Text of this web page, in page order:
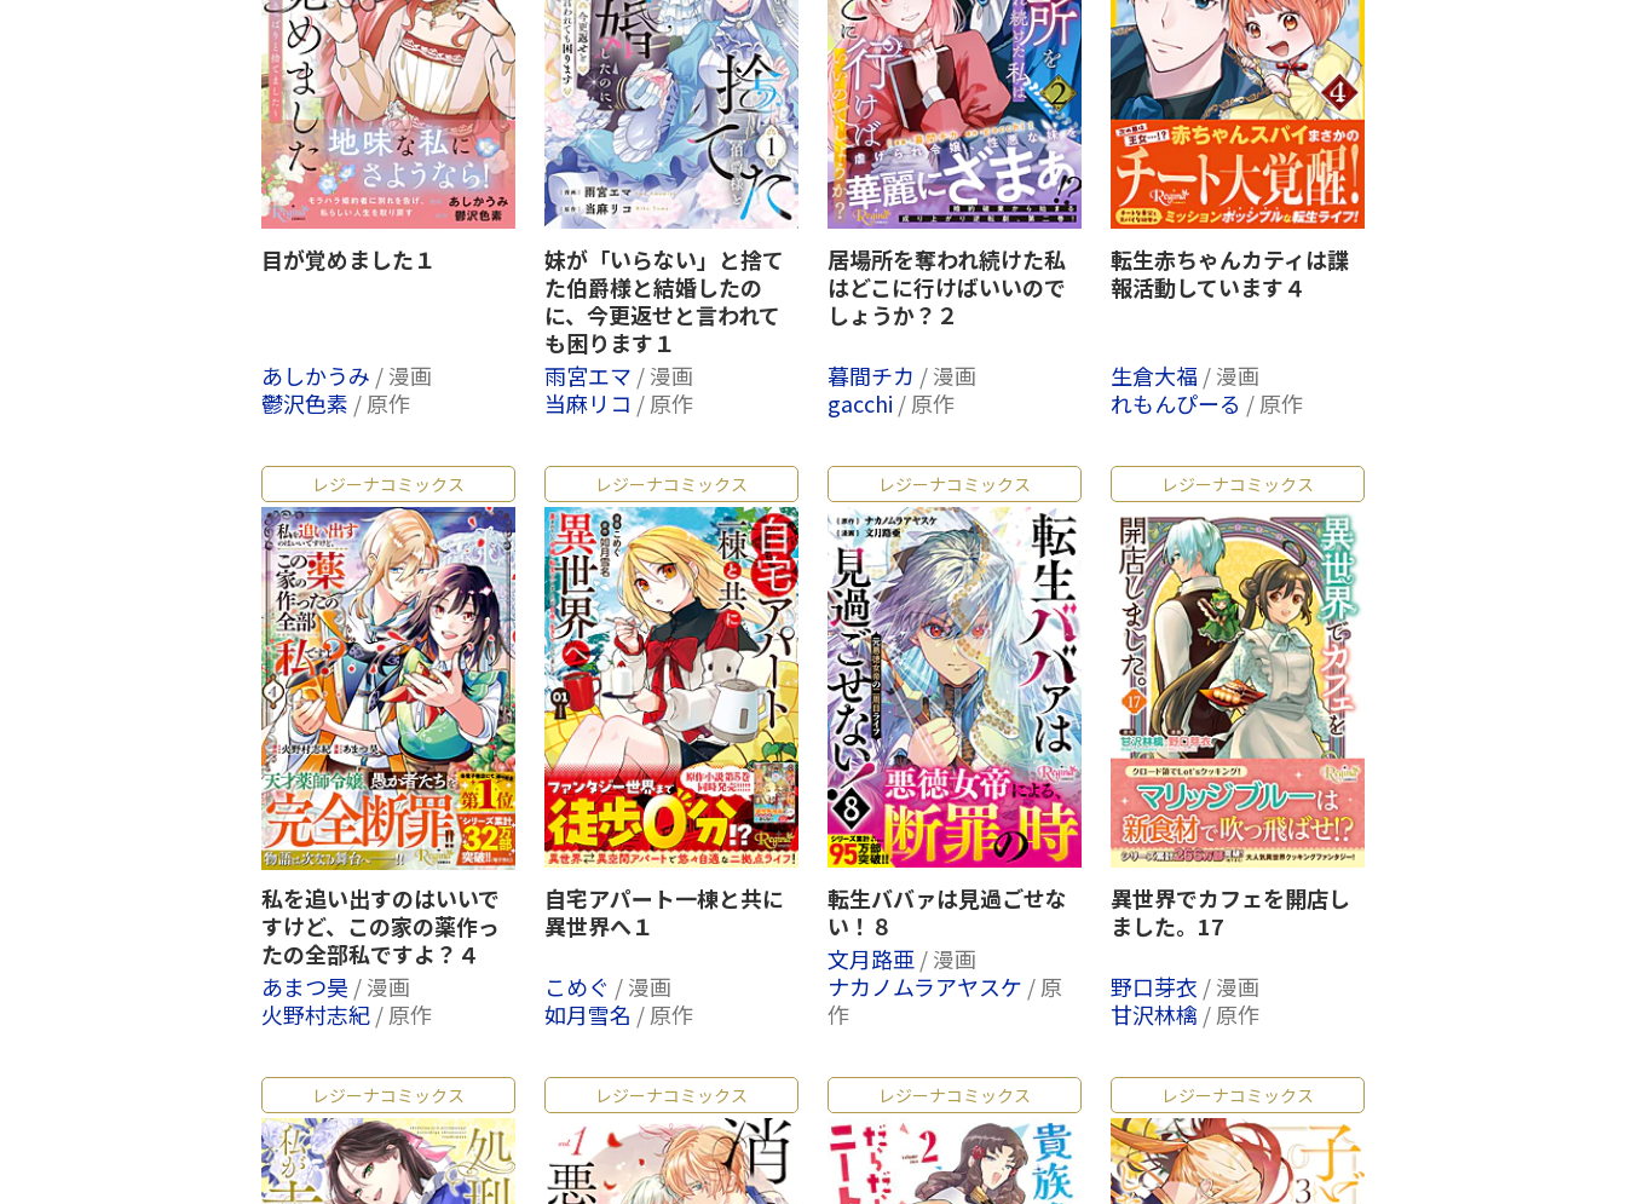
目が覚めました１
あしかうみ / 漫画
鬱沢色素 / 原作
妹が「いらない」と捨て
た伯爵様と結婚したの
に、今更返せと言われて
も困ります１
雨宮エマ / 漫画
当麻リコ / 原作
居場所を奪われ続けた私
はどこに行けばいいので
しょうか？２
暮間チカ / 漫画
gacchi / 原作
転生赤ちゃんカティは諜
報活動しています４
生倉大福 / 漫画
れもんぴーる / 原作
レジーナコミックス
私を追い出すのはいいで
すけど、この家の薬作っ
たの全部私ですよ？４
あまつ昊 / 漫画
火野村志紀/ 原作
レジーナコミックス
自宅アパート一棟と共に
異世界へ１
こめぐ / 漫画
如月雪名 / 原作
レジーナコミックス
転生ババァは見過ごせな
い！８
文月路亜 / 漫画
ナカノムラアヤスケ / 原
作
レジーナコミックス
異世界でカフェを開店し
ました。17
野口芽衣 / 漫画
甘沢林檎 / 原作
レジーナコミックス レジーナコミックス レジーナコミックス レジーナコミックス